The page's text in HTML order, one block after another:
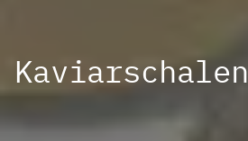
Kaviarschalen